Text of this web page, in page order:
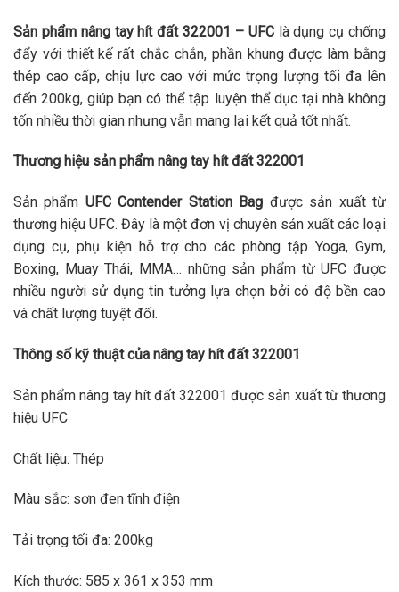
Sản phẩm nâng tay hít đất 322001 – UFC là dụng cụ chống
đẩy với thiết kế rất chắc chắn, phần khung được làm bằng
thép cao cấp, chịu lực cao với mức trọng lượng tối đa lên
đến 200kg, giúp bạn có thể tập luyện thể dục tại nhà không
tốn nhiều thời gian nhưng vẫn mang lại kết quả tốt nhất.
Thương hiệu sản phẩm nâng tay hít đất 322001
Sản phẩm UFC Contender Station Bag được sản xuất từ
thương hiệu UFC. Đây là một đơn vị chuyên sản xuất các loại
dụng cụ, phụ kiện hỗ trợ cho các phòng tập Yoga, Gym,
Boxing, Muay Thái, MMA… những sản phẩm từ UFC được
nhiều người sử dụng tin tưởng lựa chọn bởi có độ bền cao
và chất lượng tuyệt đối.
Thông số kỹ thuật của nâng tay hít đất 322001
Sản phẩm nâng tay hít đất 322001 được sản xuất từ thương
hiệu UFC
Chất liệu: Thép
Màu sắc: sơn đen tĩnh điện
Tải trọng tối đa: 200kg
Kích thước: 585 x 361 x 353 mm